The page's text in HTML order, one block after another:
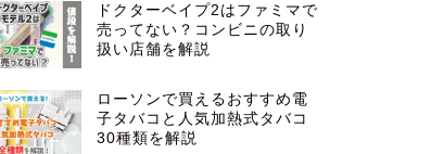
ドクターベイプ2はファミマで
売ってない？コンビニの取り
扱い店舗を解説
ローソンで買えるおすすめ電
子タバコと人気加熱式タバコ
30種類を解説